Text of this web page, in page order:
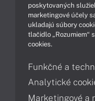
Podpora a servis
poskytovaných
marketingové účely
ukladajú súbory
tlačidlo „Rozumiem“
cookies.
Funkčné a
Analytické
Marketingové a